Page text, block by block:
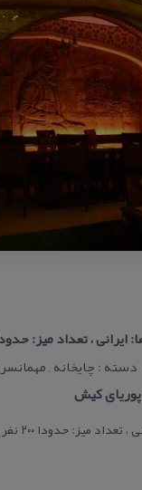
۲۰۰ نفر ، امكانات: اینترنت
دسته : چایخانه ,
كیش
ساعت